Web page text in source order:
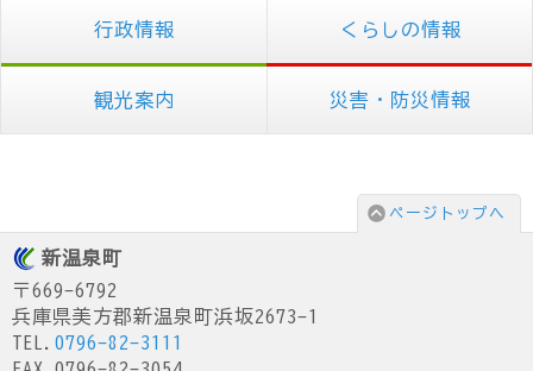
行政情報 くらしの情報
観光案内 災害・防災情報
ページトップへ
新温泉町
〒669-6792
兵庫県美方郡新温泉町浜坂2673-1
TEL. 0796-82-3111